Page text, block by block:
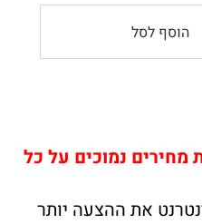
הוסף לסל
נמוכים על כל
את ההצעה יותר